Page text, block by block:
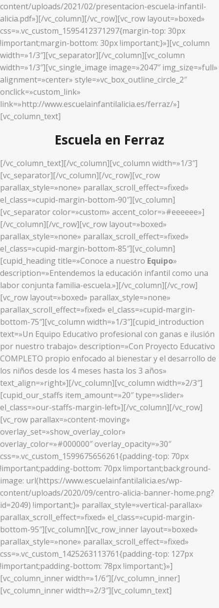
content/uploads/2021/02/presentacion-escuela-infantil-
alicia.pdf»][/vc_column][/vc_row][vc_row layout=»boxed»
css=».vc_custom_1595412371297{margin-top: 30px
!important;margin-bottom: 30px !important;}»][vc_column
width=»1/3″][vc_separator][/vc_column][vc_column
width=»1/3″][vc_single_image image=»2047″ img_size=»full»
alignment=»center» style=»vc_box_outline_circle_2″
onclick=»custom_link»
link=»http://www.escuelainfantilalicia.es/ferraz/»]
[vc_column_text]
Escuela en Ferraz
[/vc_column_text][/vc_column][vc_column width=»1/3″]
[vc_separator][/vc_column][/vc_row][vc_row
parallax_style=»none» parallax_scroll_effect=»fixed»
el_class=»cupid-margin-bottom-90″][vc_column]
[vc_separator color=»custom» accent_color=»#eeeeee»]
[/vc_column][/vc_row][vc_row layout=»boxed»
parallax_style=»none» parallax_scroll_effect=»fixed»
el_class=»cupid-margin-bottom-85″][vc_column]
[cupid_heading title=»Conoce a nuestro Equipo»
description=»Entendemos la educación infantil como una
labor conjunta familia-escuela.»][/vc_column][/vc_row]
[vc_row layout=»boxed» parallax_style=»none»
parallax_scroll_effect=»fixed» el_class=»cupid-margin-
bottom-75″][vc_column width=»1/3″][cupid_introduction
text=»Un Equipo Educativo profesional con ganas e ilusión
por nuestro trabajo» description=»Con Proyecto Educativo
COMPLETO propio enfocado al bienestar y el desarrollo de
los niños desde los 4 meses hasta los 3 años»
text_align=»right»][/vc_column][vc_column width=»2/3″]
[cupid_our_staffs item_amount=»20″ type=»slider»
el_class=»our-staffs-margin-left»][/vc_column][/vc_row]
[vc_row parallax=»content-moving»
overlay_set=»show_overlay_color»
overlay_color=»#000000″ overlay_opacity=»30″
css=».vc_custom_1599675656261{padding-top: 70px
!important;padding-bottom: 70px !important;background-
image: url(https://www.escuelainfantilalicia.es/wp-
content/uploads/2020/09/centro-alicia-banner-home.png?
id=2049) !important;}» parallax_style=»vertical-parallax»
parallax_scroll_effect=»fixed» el_class=»cupid-margin-
bottom-95″][vc_column][vc_row_inner layout=»boxed»
parallax_style=»none» parallax_scroll_effect=»fixed»
css=».vc_custom_1425263113761{padding-top: 127px
!important;padding-bottom: 78px !important;}»]
[vc_column_inner width=»1/6″][/vc_column_inner]
[vc_column_inner width=»2/3″][vc_column_text]